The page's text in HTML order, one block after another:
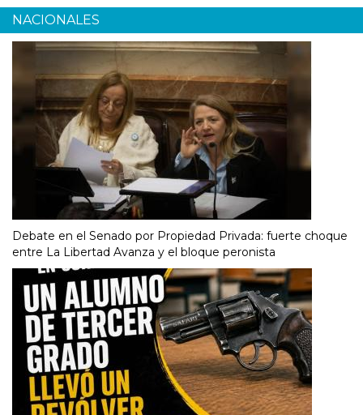
NACIONALES
Debate en el Senado por Propiedad Privada: fuerte choque
entre La Libertad Avanza y el bloque peronista